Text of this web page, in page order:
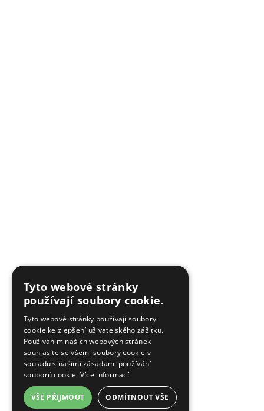
Tyto webové stránky
používají soubory cookie.
Tyto webové stránky používají soubory
cookie ke zlepšení uživatelského zážitku.
Používáním našich webových stránek
souhlasíte se všemi soubory cookie v
souladu s našimi zásadami používání
souborů cookie. Více informací
VŠE PŘIJMOUT ODMÍTNOUT VŠE